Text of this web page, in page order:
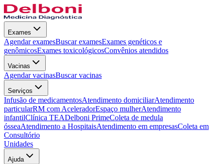
Exames
Agendar examesBuscar examesExames genéticos e
genômicosExames toxicológicosConvênios atendidos
Vacinas
Agendar vacinasBuscar vacinas
Serviços
Infusão de medicamentosAtendimento domiciliarAtendimento
particularRM com AceleradorEspaço mulherAtendimento
infantilClínica TEADelboni PrimeColeta de medula
ósseaAtendimento a HospitaisAtendimento em empresasColeta em
Consultório
Unidades
Ajuda